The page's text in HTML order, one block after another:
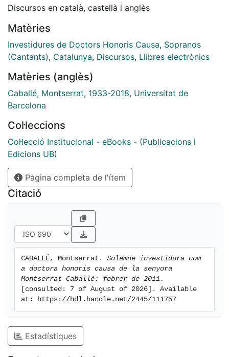
del món.
Discursos en català, castellà i anglès
Matèries
Investidures de Doctors Honoris Causa, Sopranos
(Cantants), Catalunya, Discursos, Llibres electrònics
Matèries (anglès)
Caballé, Montserrat, 1933-2018, Universitat de
Barcelona
Col·leccions
Col·lecció Institucional - eBooks - (Publicacions i
Edicions UB)
Pàgina completa de l'ítem
Citació
CABALLÉ, Montserrat. Solemne investidura com
a doctora honoris causa de la senyora
Montserrat Caballé: febrer de 2011.
[consulted: 7 of August of 2026]. Available
at: https://hdl.handle.net/2445/111757
Estadístiques